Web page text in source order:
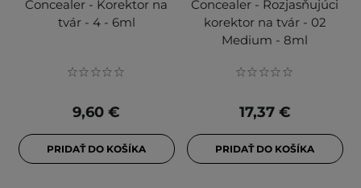
Concealer - Korektor na
tvár - 4 - 6ml
9,60 €
PRIDAŤ DO KOŠÍKA
Concealer - Rozjasňujúci
korektor na tvár - 02
Medium - 8ml
17,37 €
PRIDAŤ DO KOŠÍKA